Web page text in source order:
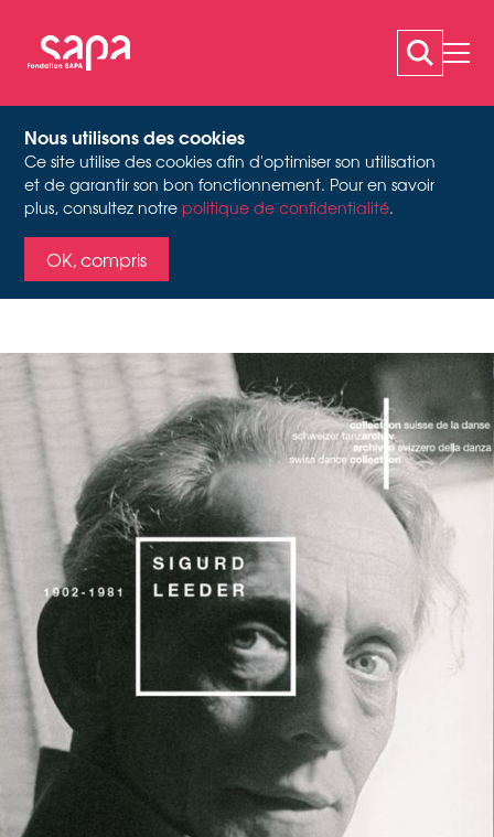
Nous utilisons des cookies
Ce site utilise des cookies afin d'optimiser son utilisation
et de garantir son bon fonctionnement. Pour en savoir
plus, consultez notrepolitique de confidentialité.
OK, compris
SIGURD LEEDER -
TRACES DE LA DANSE
Couverture du catalogue "Sigurd Leeder, 1902-1981", Archives suisses
Exposition très
remarquée au Museum
für Gestaltung de Zurich
et au SAPA de Lausanne
En coopération avec le Museum für Gestaltung de
Zurich, l'œuvre de Sigurd Leeder a été présentée
pour la première fois au grand public en 2017. Une
publication richement illustrée est également parue
dans le contexte de l'exposition.